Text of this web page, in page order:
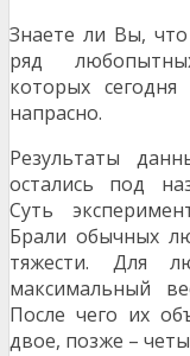
Знаете ли Вы,
ряд
которых
напрасно.
Результаты
остались под
Суть
Брали обычных
тяжести. Для
максимальный
После чего их
двое, позже –